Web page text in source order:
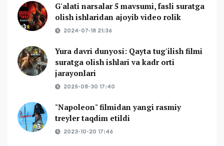
G'alati narsalar 5 mavsumi, fasli suratga
olish ishlaridan ajoyib video rolik
2024-07-18 21:36
Yura davri dunyosi: Qayta tug'ilish filmi
suratga olish ishlari va kadr orti
jarayonlari
2025-08-30 17:40
"Napoleon" filmidan yangi rasmiy
treyler taqdim etildi
2023-10-20 17:46